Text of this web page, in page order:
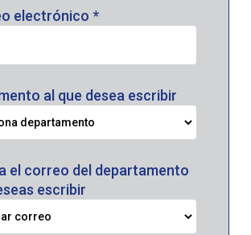
electrónico *
al que desea escribir
el correo del departamento
escribir